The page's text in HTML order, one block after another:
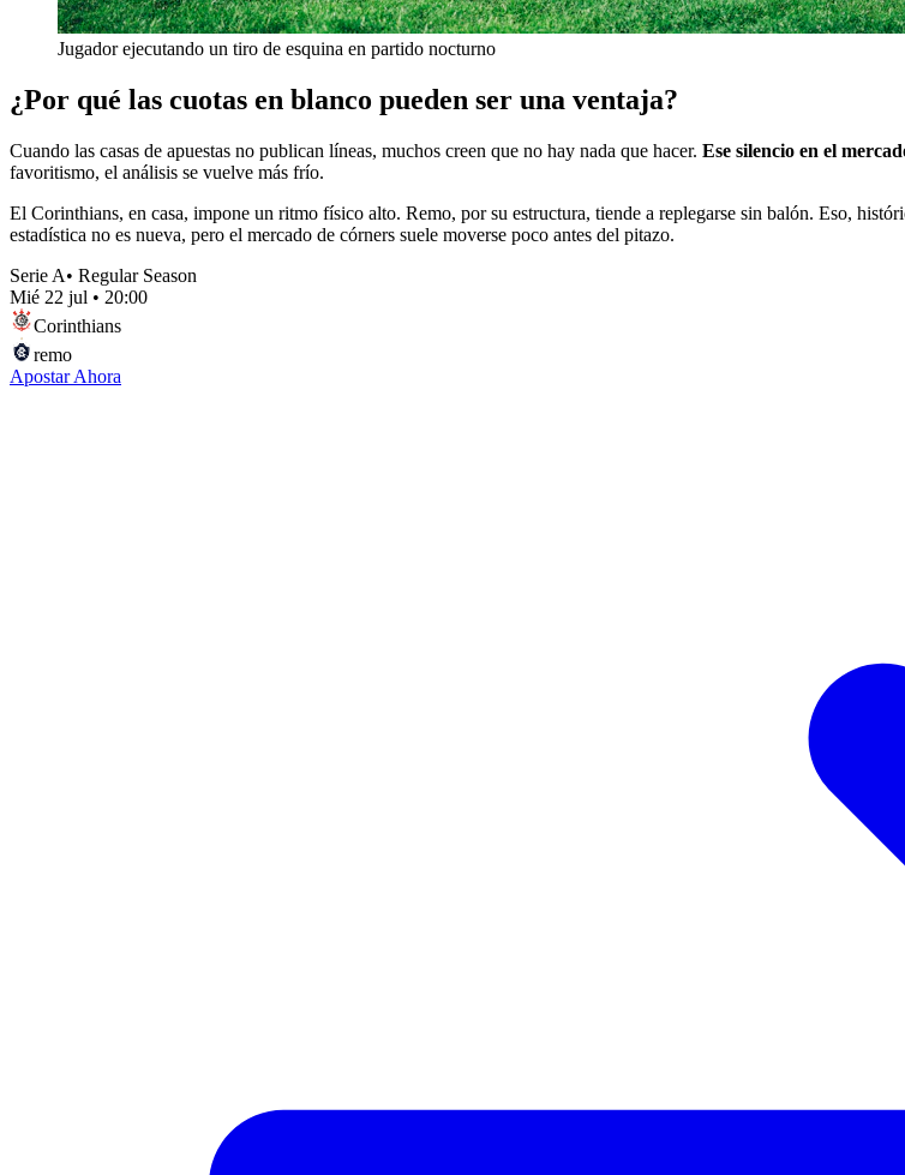
Jugador ejecutando un tiro de esquina en partido nocturno
¿Por qué las cuotas en blanco pueden ser una ventaja?
Cuando las casas de apuestas no publican líneas, muchos creen que no hay nada que hacer. Ese silencio en el
favoritismo, el análisis se vuelve más frío.
El Corinthians, en casa, impone un ritmo físico alto. Remo, por su estructura, tiende a replegarse sin balón. Eso,
estadística no es nueva, pero el mercado de córners suele moverse poco antes del pitazo.
Serie A• Regular Season
Mié 22 jul • 20:00
Corinthians
remo
Apostar Ahora